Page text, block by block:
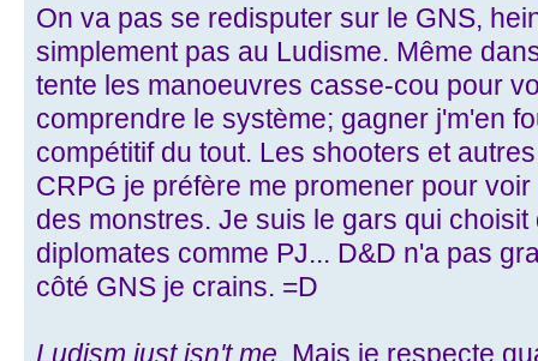
On va pas se redisputer sur le GNS,
simplement pas au Ludisme. Même
tente les manoeuvres casse-cou pour
comprendre le système; gagner j'm'en
compétitif du tout. Les shooters et
CRPG je préfère me promener pour
des monstres. Je suis le gars qui
diplomates comme PJ... D&D n'a pas
côté GNS je crains. =D
Ludism just isn't me. Mais je respecte